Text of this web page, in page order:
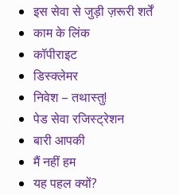
इस सेवा से जुड़ी ज़रूरी शर्तें
काम के लिंक
कॉपीराइट
डिस्क्लेमर
निवेश – तथास्तु!
पेड सेवा रजिस्ट्रेशन
बारी आपकी
मैं नहीं हम
यह पहल क्यों?